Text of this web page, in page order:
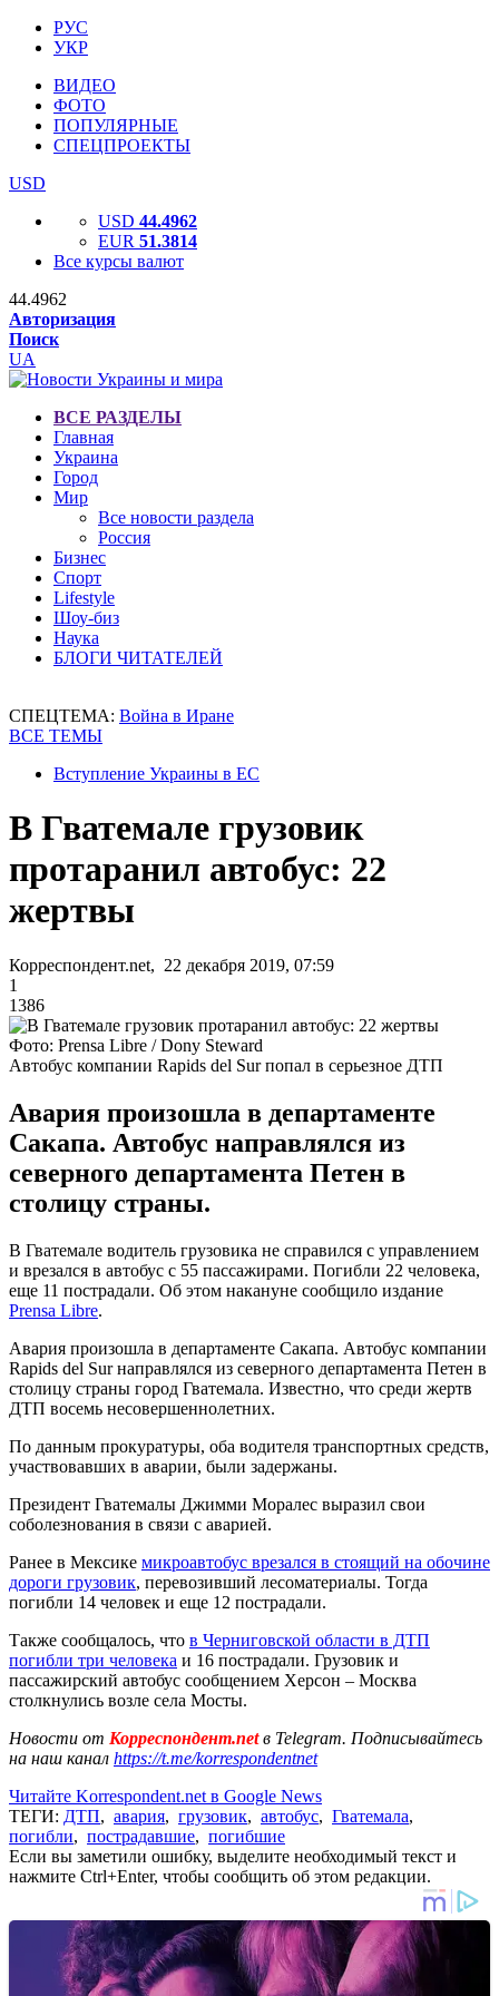
РУС
УКР
ВИДЕО
ФОТО
ПОПУЛЯРНЫЕ
СПЕЦПРОЕКТЫ
USD
USD 44.4962
EUR 51.3814
Все курсы валют
44.4962
Авторизация
Поиск
UA
ВСЕ РАЗДЕЛЫ
Главная
Украина
Город
Мир
Все новости раздела
Россия
Бизнес
Спорт
Lifestyle
Шоу-биз
Наука
БЛОГИ ЧИТАТЕЛЕЙ
СПЕЦТЕМА: Война в Иране
ВСЕ ТЕМЫ
Вступление Украины в ЕС
В Гватемале грузовик
протаранил автобус: 22
жертвы
Корреспондент.net, 22 декабря 2019, 07:59
1
1386
Фото: Prensa Libre / Dony Steward
Автобус компании Rapids del Sur попал в серьезное ДТП
Авария произошла в департаменте
Сакапа. Автобус направлялся из
северного департамента Петен в
столицу страны.
В Гватемале водитель грузовика не справился с управлением
и врезался в автобус с 55 пассажирами. Погибли 22 человека,
еще 11 пострадали. Об этом накануне сообщило издание
Prensa Libre.
Авария произошла в департаменте Сакапа. Автобус компании
Rapids del Sur направлялся из северного департамента Петен в
столицу страны город Гватемала. Известно, что среди жертв
ДТП восемь несовершеннолетних.
По данным прокуратуры, оба водителя транспортных средств,
участвовавших в аварии, были задержаны.
Президент Гватемалы Джимми Моралес выразил свои
соболезнования в связи с аварией.
Ранее в Мексике микроавтобус врезался в стоящий на обочине
дороги грузовик, перевозивший лесоматериалы. Тогда
погибли 14 человек и еще 12 пострадали.
Также сообщалось, что в Черниговской области в ДТП
погибли три человека и 16 пострадали. Грузовик и
пассажирский автобус сообщением Херсон – Москва
столкнулись возле села Мосты.
Новости от Корреспондент.netв Telegram. Подписывайтесь
на наш канал https://t.me/korrespondentnet
Читайте Korrespondent.net в Google News
ТЕГИ: ДТП, авария, грузовик, автобус, Гватемала,
погибли, пострадавшие, погибшие
Если вы заметили ошибку, выделите необходимый текст и
нажмите Ctrl+Enter, чтобы сообщить об этом редакции.